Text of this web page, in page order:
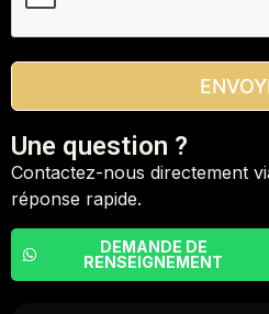
Une question ?
Contactez-nous directement
réponse rapide.
DEMANDE DE
RENSEIGNEMENT